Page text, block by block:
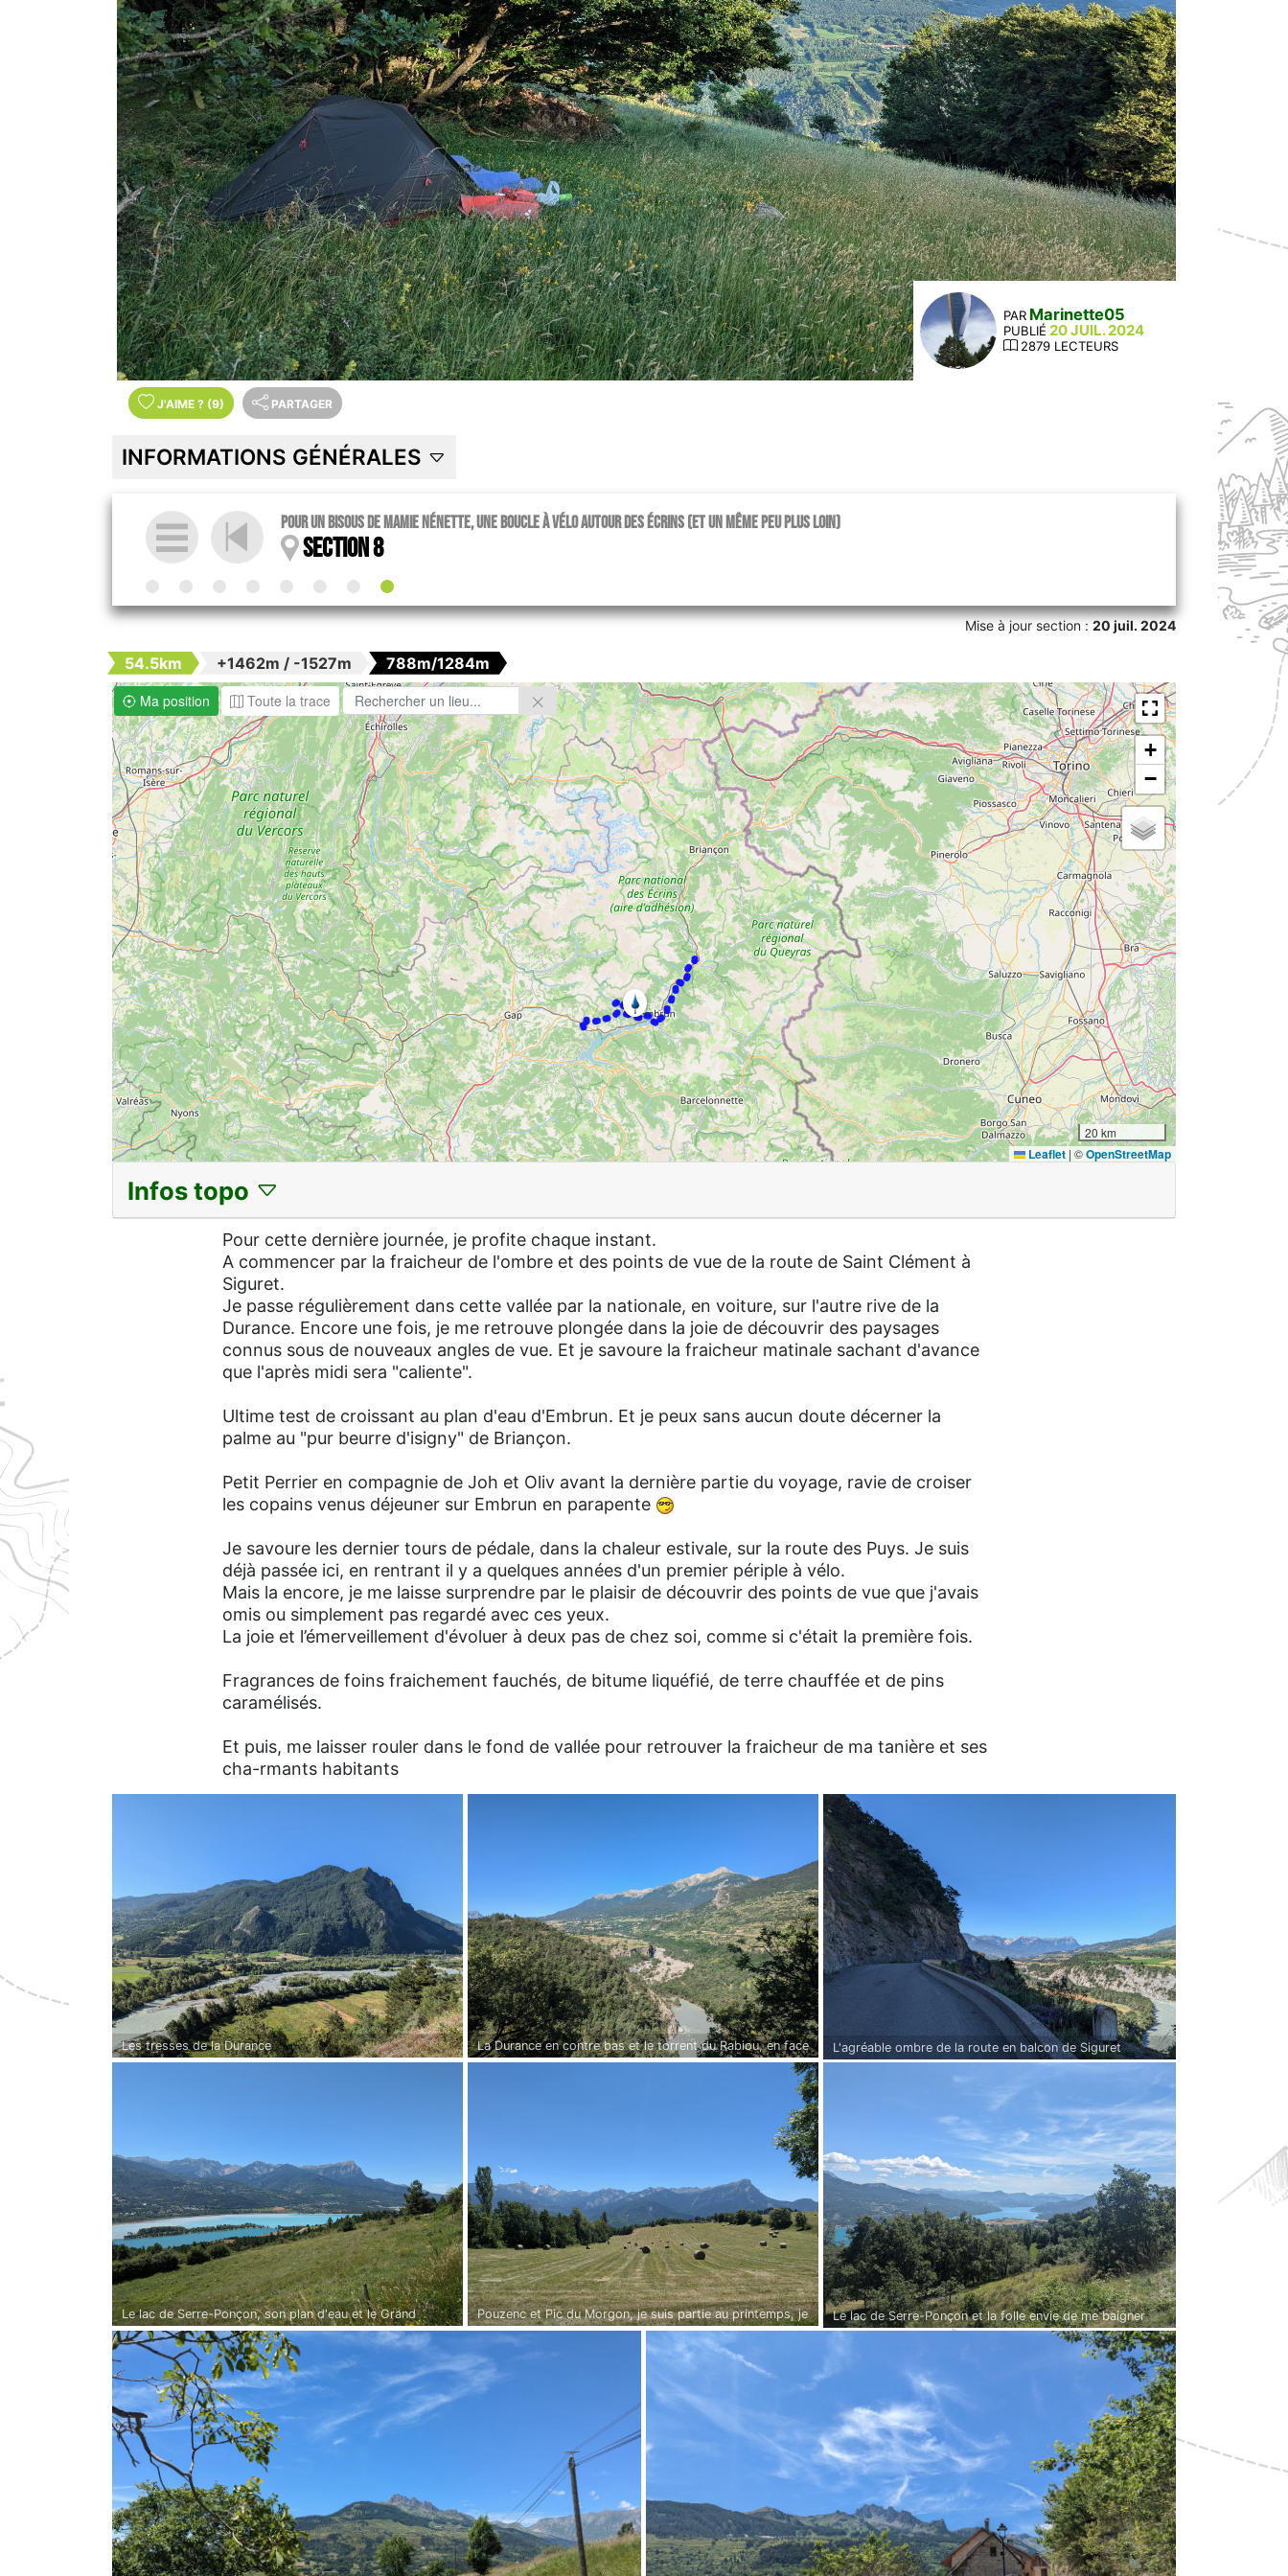
PAR Marinette05
PUBLIÉ 20 JUIL. 2024
2879 LECTEURS
J'AIME ? (9) PARTAGER
INFORMATIONS GÉNÉRALES
Pour un bisous de Mamie Nénette, une boucle à vélo autour des Écrins (et un même peu plus loin)
Section 8
Mise à jour section :20 juil. 2024
54.5km +1462m / -1527m
788m/1284m
Ma position
Toute la trace
+
−
20 km
Leaflet | ©OpenStreetMap
Infos topo
Pour cette dernière journée, je profite chaque instant.
A commencer par la fraicheur de l'ombre et des points de vue de la route de Saint Clément à
Siguret.
Je passe régulièrement dans cette vallée par la nationale, en voiture, sur l'autre rive de la
Durance. Encore une fois, je me retrouve plongée dans la joie de découvrir des paysages
connus sous de nouveaux angles de vue. Et je savoure la fraicheur matinale sachant d'avance
que l'après midi sera "caliente".
Ultime test de croissant au plan d'eau d'Embrun. Et je peux sans aucun doute décerner la
palme au "pur beurre d'isigny" de Briançon.
Petit Perrier en compagnie de Joh et Oliv avant la dernière partie du voyage, ravie de croiser
les copains venus déjeuner sur Embrun en parapente
Je savoure les dernier tours de pédale, dans la chaleur estivale, sur la route des Puys. Je suis
déjà passée ici, en rentrant il y a quelques années d'un premier périple à vélo.
Mais la encore, je me laisse surprendre par le plaisir de découvrir des points de vue que j'avais
omis ou simplement pas regardé avec ces yeux.
La joie et l’émerveillement d'évoluer à deux pas de chez soi, comme si c'était la première fois.
Fragrances de foins fraichement fauchés, de bitume liquéfié, de terre chauffée et de pins
caramélisés.
Et puis, me laisser rouler dans le fond de vallée pour retrouver la fraicheur de ma tanière et ses
cha-rmants habitants
Les tresses de la Durance La Durance en contre bas et le torrent du Rabiou, en face L'agréable ombre de la route en balcon de Siguret
Le lac de Serre-Ponçon, son plan d'eau et le Grand
Morgon
Pouzenc et Pic du Morgon, je suis partie au printemps, je
reviens en été
Le lac de Serre-Ponçon et la folle envie de me baigner